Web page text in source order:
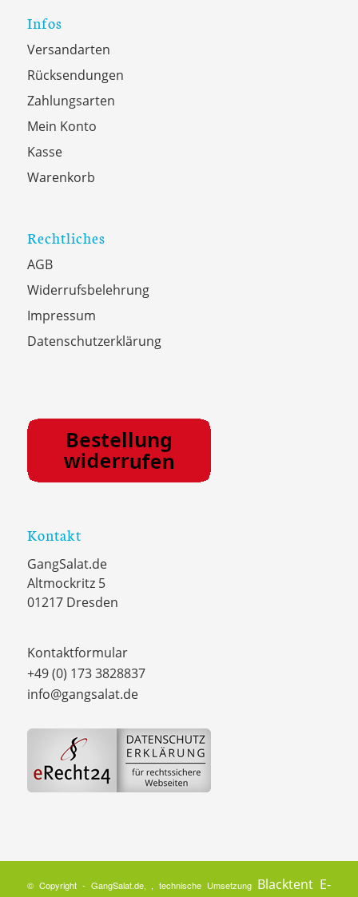
Infos
Versandarten
Rücksendungen
Zahlungsarten
Mein Konto
Kasse
Warenkorb
Rechtliches
AGB
Widerrufsbelehrung
Impressum
Datenschutzerklärung
Kontakt
GangSalat.de
Altmockritz 5
01217 Dresden
Kontaktformular
+49 (0) 173 3828837
info@gangsalat.de
© Copyright - GangSalat.de, , technische Umsetzung Blacktent E-